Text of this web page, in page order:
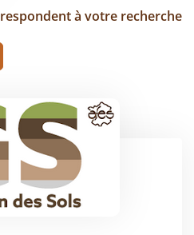
à votre recherche